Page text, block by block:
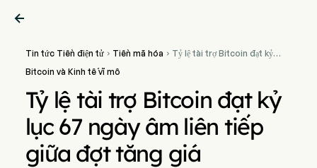

Tin tức Tiền điện tử Tiền mã hóa  Tỷ lệ tài trợ Bitcoin đạt kỷ
Bitcoin và Kinh tế vĩ mô
Tỷ lệ tài trợ Bitcoin đạt kỷ
lục 67 ngày âm liên tiếp
giữa đợt tăng giá